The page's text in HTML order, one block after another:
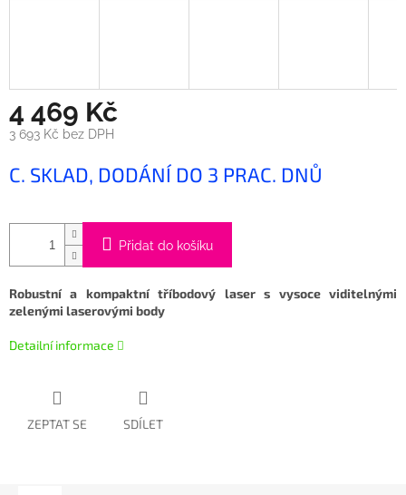
4 469 Kč
3 693 Kč bez DPH
cena:
C. SKLAD, DODÁNÍ DO 3 PRAC. DNŮ
Přidat do košíku
Robustní a kompaktní tříbodový laser s vysoce viditelnými
zelenými laserovými body
Detailní informace
ZEPTAT SE SDÍLET